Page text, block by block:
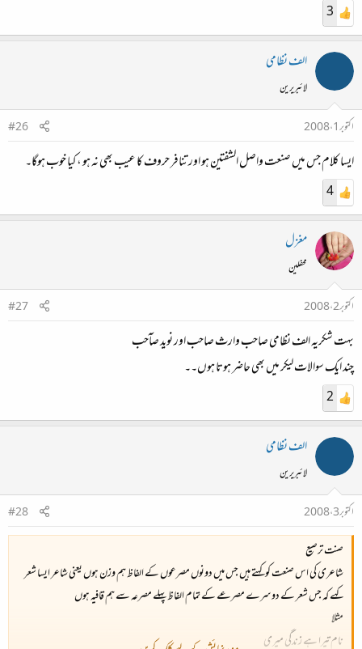
3
الف نظامی
لائبریرین
اکتوبر 1، 2008
#26
ایسا کلام جس میں صنعت واصل الشفتین ہو اور تنافر حروف کا عیب بھی نہ ہو ، کیا خوب ہوگا۔
4
مغزل
محفلین
اکتوبر 2، 2008
#27
بہت شکریہ الف نظامی صاحب وارث صاحب اور نوید صآحب
چند ایک سوالات لیکر میں بھی حاضر ہوتا ہوں۔۔
2
الف نظامی
لائبریرین
اکتوبر 3، 2008
#28
صنت ترصیع
شاعری کی اس صنعت کو کہتے ہیں جس میں دونوں مصرعوں کے الفاظ ہم وزن ہوں یعنی شاعر ایسا شعر
کہے کہ جس شعر کے دوسرے مصرعے کے تمام الفاظ پہلے مصرعہ سے ہم قافیہ ہوں
مثلا
نام تیرا ہے زندگی میری